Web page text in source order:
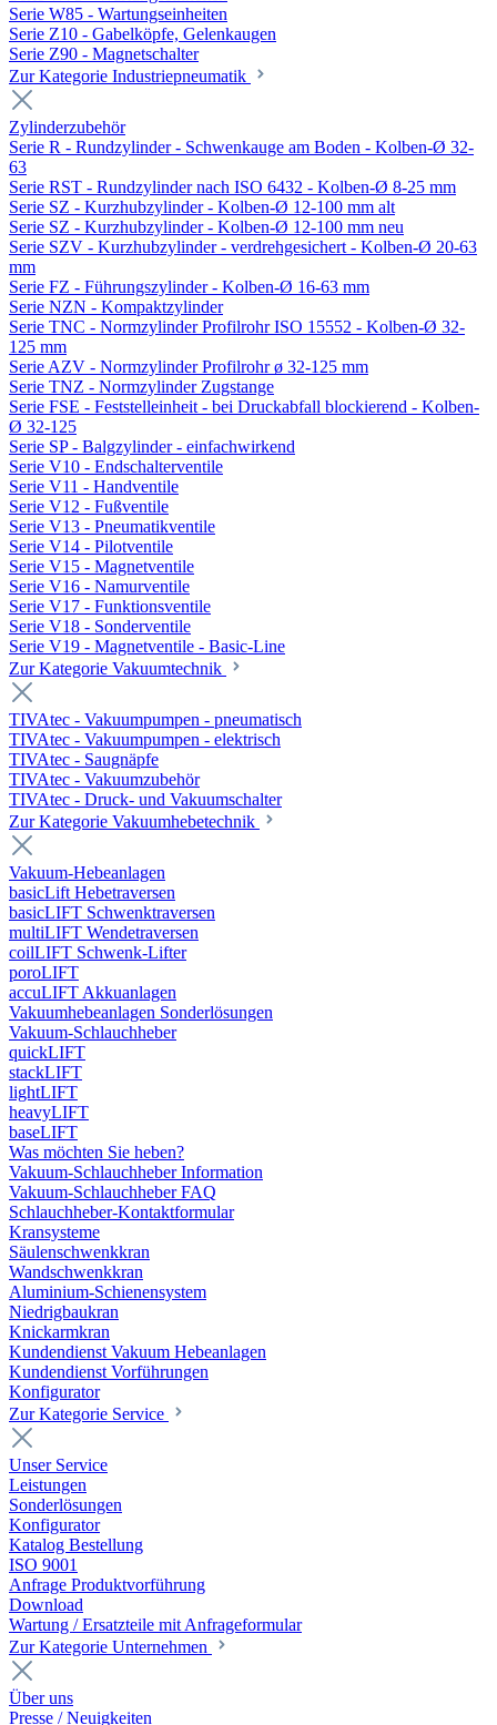
Serie W85 - Wartungseinheiten
Serie Z10 - Gabelköpfe, Gelenkaugen
Serie Z90 - Magnetschalter
Zur Kategorie Industriepneumatik
Zylinderzubehör
Serie R - Rundzylinder - Schwenkauge am Boden - Kolben-Ø 32-
63
Serie RST - Rundzylinder nach ISO 6432 - Kolben-Ø 8-25 mm
Serie SZ - Kurzhubzylinder - Kolben-Ø 12-100 mm alt
Serie SZ - Kurzhubzylinder - Kolben-Ø 12-100 mm neu
Serie SZV - Kurzhubzylinder - verdrehgesichert - Kolben-Ø 20-63
mm
Serie FZ - Führungszylinder - Kolben-Ø 16-63 mm
Serie NZN - Kompaktzylinder
Serie TNC - Normzylinder Profilrohr ISO 15552 - Kolben-Ø 32-
125 mm
Serie AZV - Normzylinder Profilrohr ø 32-125 mm
Serie TNZ - Normzylinder Zugstange
Serie FSE - Feststelleinheit - bei Druckabfall blockierend - Kolben-
Ø 32-125
Serie SP - Balgzylinder - einfachwirkend
Serie V10 - Endschalterventile
Serie V11 - Handventile
Serie V12 - Fußventile
Serie V13 - Pneumatikventile
Serie V14 - Pilotventile
Serie V15 - Magnetventile
Serie V16 - Namurventile
Serie V17 - Funktionsventile
Serie V18 - Sonderventile
Serie V19 - Magnetventile - Basic-Line
Zur Kategorie Vakuumtechnik
TIVAtec - Vakuumpumpen - pneumatisch
TIVAtec - Vakuumpumpen - elektrisch
TIVAtec - Saugnäpfe
TIVAtec - Vakuumzubehör
TIVAtec - Druck- und Vakuumschalter
Zur Kategorie Vakuumhebetechnik
Vakuum-Hebeanlagen
basicLift Hebetraversen
basicLIFT Schwenktraversen
multiLIFT Wendetraversen
coilLIFT Schwenk-Lifter
poroLIFT
accuLIFT Akkuanlagen
Vakuumhebeanlagen Sonderlösungen
Vakuum-Schlauchheber
quickLIFT
stackLIFT
lightLIFT
heavyLIFT
baseLIFT
Was möchten Sie heben?
Vakuum-Schlauchheber Information
Vakuum-Schlauchheber FAQ
Schlauchheber-Kontaktformular
Kransysteme
Säulenschwenkkran
Wandschwenkkran
Aluminium-Schienensystem
Niedrigbaukran
Knickarmkran
Kundendienst Vakuum Hebeanlagen
Kundendienst Vorführungen
Konfigurator
Zur Kategorie Service
Unser Service
Leistungen
Sonderlösungen
Konfigurator
Katalog Bestellung
ISO 9001
Anfrage Produktvorführung
Download
Wartung / Ersatzteile mit Anfrageformular
Zur Kategorie Unternehmen
Über uns
Presse / Neuigkeiten